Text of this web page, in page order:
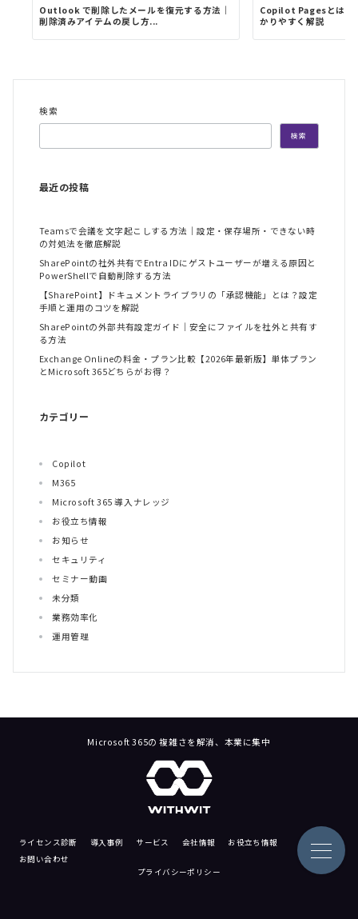
Outlook で削除したメールを復元する方法｜
削除済みアイテムの戻し方...
Copilot Pagesとは？
かりやすく解説
検索
検索
最近の投稿
Teamsで会議を文字起こしする方法｜設定・保存場所・できない時
の対処法を徹底解説
SharePointの社外共有でEntra IDにゲストユーザーが増える原因と
PowerShellで自動削除する方法
【SharePoint】ドキュメントライブラリの「承認機能」とは？設定
手順と運用のコツを解説
SharePointの外部共有設定ガイド｜安全にファイルを社外と共有す
る方法
Exchange Onlineの料金・プラン比較【2026年最新版】単体プラン
とMicrosoft 365どちらがお得？
カテゴリー
Copilot
M365
Microsoft 365 導入ナレッジ
お役立ち情報
お知らせ
セキュリティ
セミナー動画
未分類
業務効率化
運用管理
Microsoft 365の 複雑さを解消、本業に集中
ライセンス診断 導入事例 サービス 会社情報
お役立ち情報
お問い合わせ
プライバシーポリシー